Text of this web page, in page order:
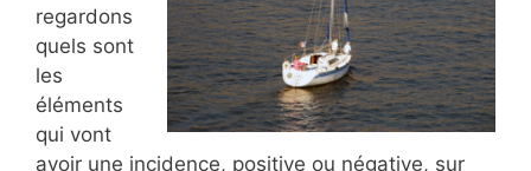
regardons
quels sont
les
éléments
qui vont
avoir une incidence, positive ou négative, sur